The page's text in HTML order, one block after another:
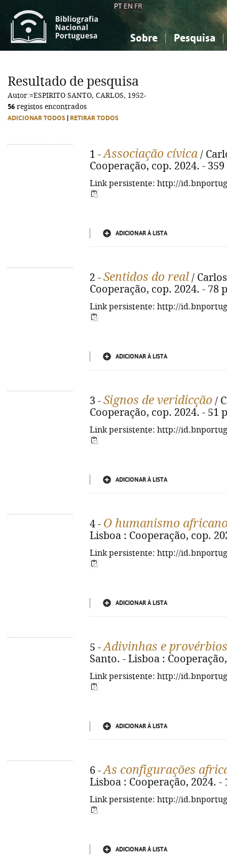
PT EN FR
Sobre Pesquisa
Ciências sociais...
Ciências sociais...
Resultado de pesquisa
Autor:=ESPIRITO SANTO, CARLOS, 1952-
56 registos encontrados
ADICIONAR TODOS RETIRAR TODOS
1 -Associação cívica /
Cooperação, cop. 2024. -
Link persistente: http://
ADICIONAR À LISTA
2 - Sentidos do real /
Cooperação, cop. 2024. - 78
Link persistente: http://
ADICIONAR À LISTA
3 - Signos de veridicção /
Cooperação, cop. 2024. - 51
Link persistente: http://
ADICIONAR À LISTA
4 - O humanismo
Lisboa : Cooperação, cop.
Link persistente: http://
ADICIONAR À LISTA
5 -Adivinhas e
Santo. - Lisboa :
Link persistente: http://
ADICIONAR À LISTA
6 -As configurações
Lisboa : Cooperação, 2024. -
Link persistente: http://
ADICIONAR À LISTA